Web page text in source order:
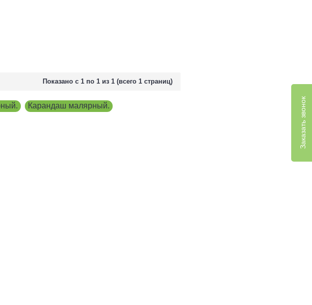
Заказать звонок
Показано с 1 по 1 из 1 (всего 1 страниц)
Карандаш малярный.